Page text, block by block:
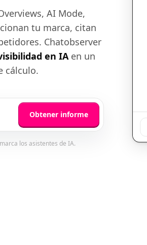
AI Mode,
tu marca, citan
Chatobserver
en IAen un
cálculo.
Obtener informe
los asistentes de IA.